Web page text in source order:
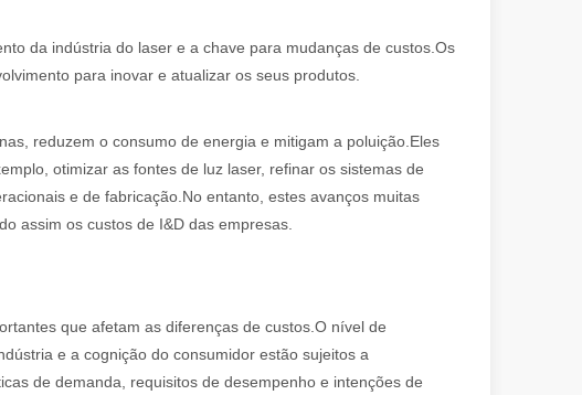
pequena empresa, um hobby ou parte de uma operação de manufatura
da indústria do laser e a chave para mudanças de custos.Os
para inovar e atualizar os seus produtos.
reduzem o consumo de energia e mitigam a poluição.Eles
otimizar as fontes de luz laser, refinar os sistemas de
e de fabricação.No entanto, estes avanços muitas
assim os custos de I&D das empresas.
que afetam as diferenças de custos.O nível de
e a cognição do consumidor estão sujeitos a
de demanda, requisitos de desempenho e intenções de